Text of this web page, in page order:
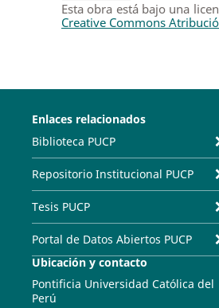
Esta obra está bajo una
Creative Commons
Enlaces relacionados
Biblioteca PUCP
Repositorio Institucional PUCP
Tesis PUCP
Portal de Datos Abiertos PUCP
Ubicación y contacto
Pontificia Universidad Católica del
Perú